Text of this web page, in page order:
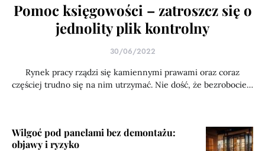
Pomoc księgowości – zatroszcz się o
jednolity plik kontrolny
30/06/2022
Rynek pracy rządzi się kamiennymi prawami oraz coraz
częściej trudno się na nim utrzymać. Nie dość, że bezrobocie…
Wilgoć pod panelami bez demontażu:
objawy i ryzyko